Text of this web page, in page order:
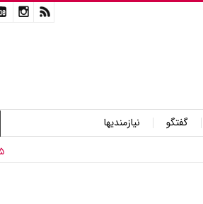
گفتگو
نیازمندیها
۱۵